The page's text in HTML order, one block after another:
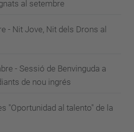
al setembre
- Nit Jove, Nit dels Drons al
- Sessió de Benvinguda a
de nou ingrés
"Oportunidad al talento" de la